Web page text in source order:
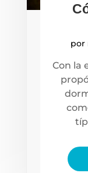
por
Con la